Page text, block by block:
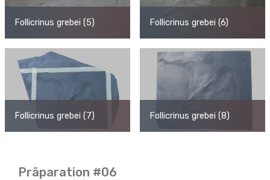
Follicrinus grebei (5) Follicrinus grebei (6)
Follicrinus grebei (7) Follicrinus grebei (8)
Präparation #06